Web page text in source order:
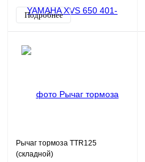
Подробнее
Рычаг тормоза TTR125
(складной)